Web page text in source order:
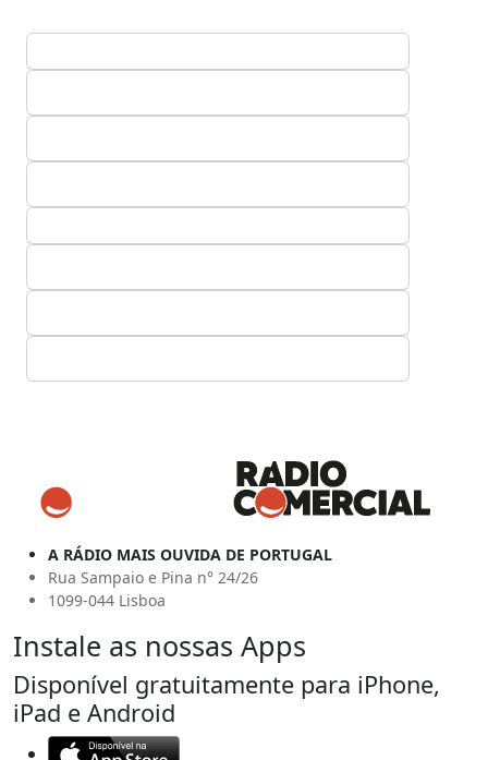
A RÁDIO MAIS OUVIDA DE PORTUGAL
Rua Sampaio e Pina n° 24/26
1099-044 Lisboa
Instale as nossas Apps
Disponível gratuitamente para iPhone,
iPad e Android